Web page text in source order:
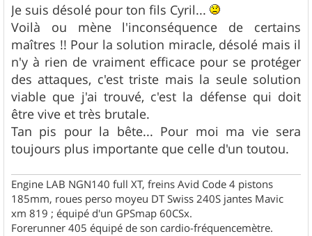
s
s
a
g
e
Je suis désolé pour ton fils Cyril...
Voilà ou mène l'inconséquence de certains
maîtres !! Pour la solution miracle, désolé mais il
n'y à rien de vraiment efficace pour se protéger
des attaques, c'est triste mais la seule solution
viable que j'ai trouvé, c'est la défense qui doit
être vive et très brutale.
Tan pis pour la bête... Pour moi ma vie sera
toujours plus importante que celle d'un toutou.
Engine LAB NGN140 full XT, freins Avid Code 4 pistons
185mm, roues perso moyeu DT Swiss 240S jantes Mavic
xm 819 ; équipé d'un GPSmap 60CSx.
Forerunner 405 équipé de son cardio-fréquencemètre.